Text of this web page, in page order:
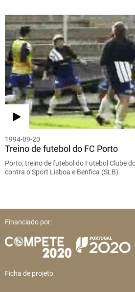
1994-09-20
Treino de futebol do FC Porto
Porto, treino de futebol do Futebol Clube
contra o Sport Lisboa e Benfica (SLB).
Financiado por:
Ficha de projeto